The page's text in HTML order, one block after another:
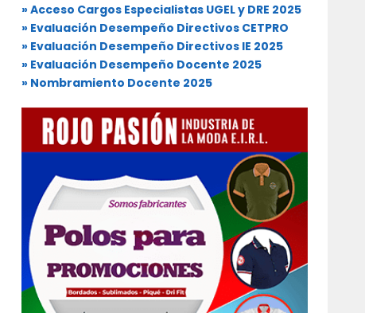
» Acceso Cargos Especialistas UGEL y DRE 2025
» Evaluación Desempeño Directivos CETPRO
» Evaluación Desempeño Directivos IE 2025
» Evaluación Desempeño Docente 2025
» Nombramiento Docente 2025